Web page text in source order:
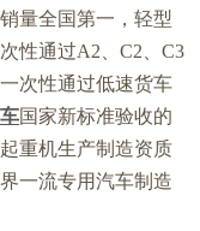
销量全国第一，轻型
性通过A2、C2、C3
次性通过低速货车
国家新标准验收的
重机生产制造资质
一流专用汽车制造